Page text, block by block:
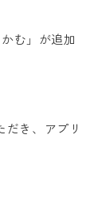
む」が追加
だき 、アプリ